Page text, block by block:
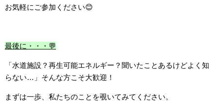
お気軽にご参加ください😊
最後に・・・💬
「水道施設？再生可能エネルギー？聞いたことあるけどよく知
らない…」そんな方こそ大歓迎！
まずは一歩、私たちのことを覗いてみてください。